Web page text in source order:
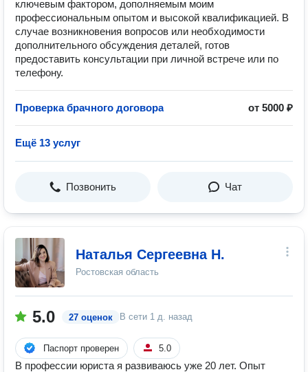
ключевым фактором, дополняемым моим
профессиональным опытом и высокой квалификацией. В
случае возникновения вопросов или необходимости
дополнительного обсуждения деталей, готов
предоставить консультации при личной встрече или по
телефону.
Проверка брачного договора от 5000 ₽
Ещё 13 услуг
Позвонить Чат
Наталья Сергеевна Н.
Ростовская область
5.0 27 оценок В сети 1 д. назад
Паспорт проверен 5.0
В профессии юриста я развиваюсь уже 20 лет. Опыт